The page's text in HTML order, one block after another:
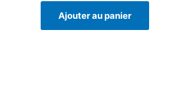
Ajouter au panier